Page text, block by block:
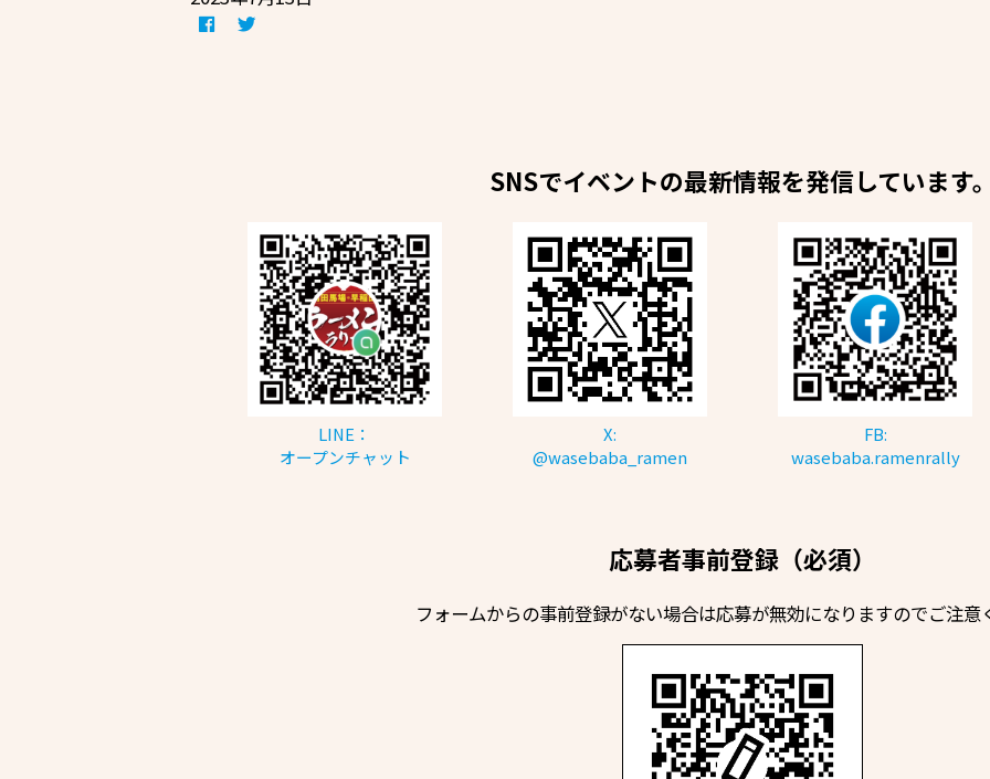
SNSでイベントの最新情報を発信しています
LINE：
オープンチャット
X:
@wasebaba_ramen
FB:
wasebaba.ramenrally
応募者事前登録（必須）
フォームからの事前登録がない場合は応募が無効になりますのでご注意